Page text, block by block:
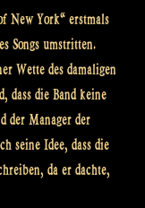
New York“ erstmals
Songs umstritten.
Wette des damaligen
dass die Band keine
der Manager der
seine Idee, dass die
da er dachte,